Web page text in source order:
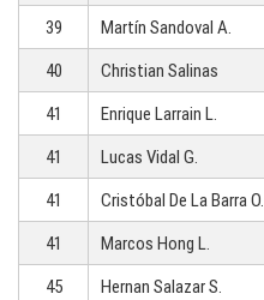
39 Martín Sandoval A.
40
Christian Salinas
41
Enrique Larrain L.
41
Lucas Vidal G.
41
Cristóbal De La Barra O.
41
Marcos Hong L.
45
Hernan Salazar S.